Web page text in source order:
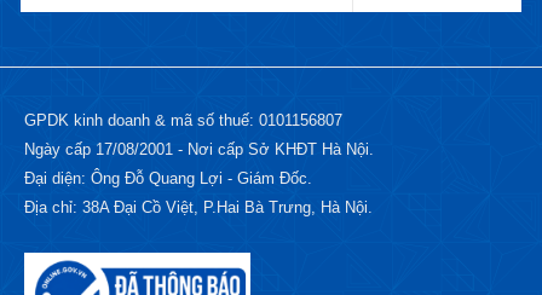
GPDK kinh doanh & mã số thuế: 0101156807
Ngày cấp 17/08/2001 - Nơi cấp Sở KHĐT Hà Nội.
Đại diện: Ông Đỗ Quang Lợi - Giám Đốc.
Địa chỉ: 38A Đại Cồ Việt, P.Hai Bà Trưng, Hà Nội.